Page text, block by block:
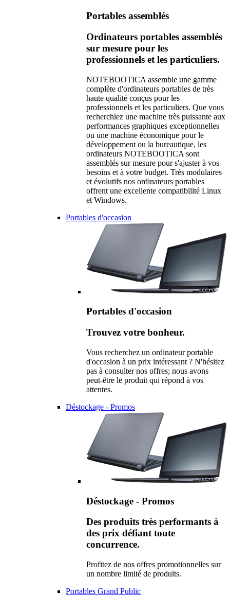
Portables assemblés
Ordinateurs portables assemblés
sur mesure pour les
professionnels et les particuliers.
NOTEBOOTICA assemble une gamme
complète d'ordinateurs portables de très
haute qualité conçus pour les
professionnels et les particuliers. Que vous
recherchiez une machine très puissante aux
performances graphiques exceptionnelles
ou une machine économique pour le
développement ou la bureautique, les
ordinateurs NOTEBOOTICA sont
assemblés sur mesure pour s'ajuster à vos
besoins et à votre budget. Très modulaires
et évolutifs nos ordinateurs portables
offrent une excellente compatibilité Linux
et Windows.
Portables d'occasion
Portables d'occasion
Trouvez votre bonheur.
Vous recherchez un ordinateur portable
d'occasion à un prix intéressant ? N'hésitez
pas à consulter nos offres; nous avons
peut-être le produit qui répond à vos
attentes.
Déstockage - Promos
Déstockage - Promos
Des produits très performants à
des prix défiant toute
concurrence.
Profitez de nos offres promotionnelles sur
un nombre limité de produits.
Portables Grand Public